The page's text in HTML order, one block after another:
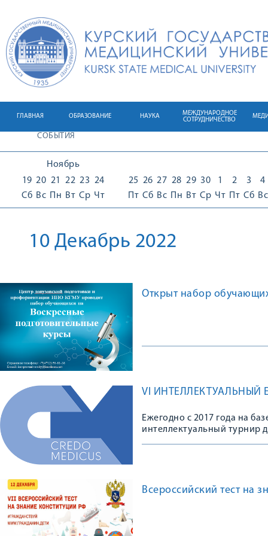
ГЛАВНАЯ ОБРАЗОВАНИЕ НАУКА
МЕЖДУНАРОДНОЕ
СОТРУДНИЧЕСТВО
СОБЫТИЯ
Ноябрь
19
Сб
20
Вс
21
Пн
22
Вт
23
Ср
24
Чт
25
Пт
26
Сб
27
Вс
28
Пн
29
Вт
30
Ср
1
Чт
2
Пт
3
Сб
4
Вс
10 Декабрь 2022
Открыт набор
VI ИНТЕЛЛЕКТУАЛЬНЫЙ
Ежегодно с 2017 года на
интеллектуальный турнир
Всероссийский тест на